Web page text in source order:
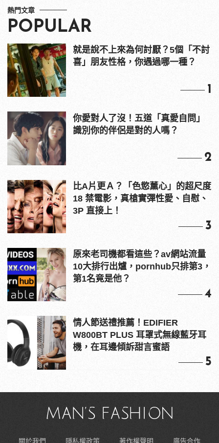
熱門文章
POPULAR
就是說不上來為何討厭？5個「不討
喜」朋友性格，你遇過哪一種？
1
你愛對人了沒！五道「真愛自問」
識別你的伴侶是對的人嗎？
2
比A片更Ａ？「色慾薰心」的超尺度
18 禁電影，真槍實彈性愛、自慰、
3P 直接上！
3
原來老司機都看這些？av網站流量
10大排行出爐，pornhub只排第3，
第1名竟是他？
4
情人節送禮推薦！EDIFIER
W800BT PLUS 耳罩式無線藍牙耳
機，在耳邊傾訴甜言蜜語
5
關於我們 隱私權政策 著作權聲明 廣告合作